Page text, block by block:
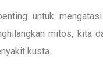
untuk
mitos, kita
kusta.